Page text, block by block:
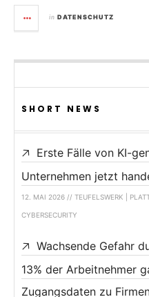
in DATENSCHUTZ
SHORT NEWS
Erste Fälle von KI-
Unternehmen jetzt
12. MAI 2026 // TEUFELSWERK |
CYBERSECURITY
Wachsende Gefahr
13% der Arbeitnehmer
Zugangsdaten zu